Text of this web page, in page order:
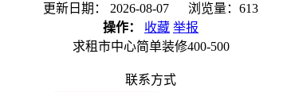
更新日期： 2026-08-07 浏览量：613
操作：
收藏 举报
求租市中心简单装修400-500
联系方式